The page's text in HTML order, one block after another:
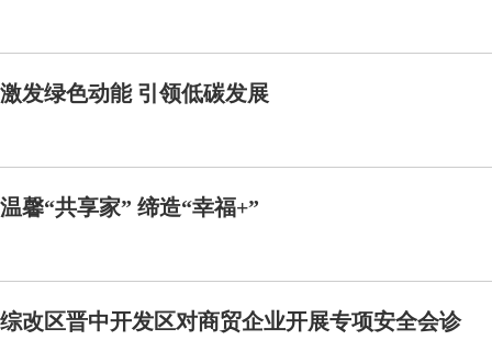
激发绿色动能 引领低碳发展
温馨“共享家” 缔造“幸福+”
综改区晋中开发区对商贸企业开展专项安全会诊